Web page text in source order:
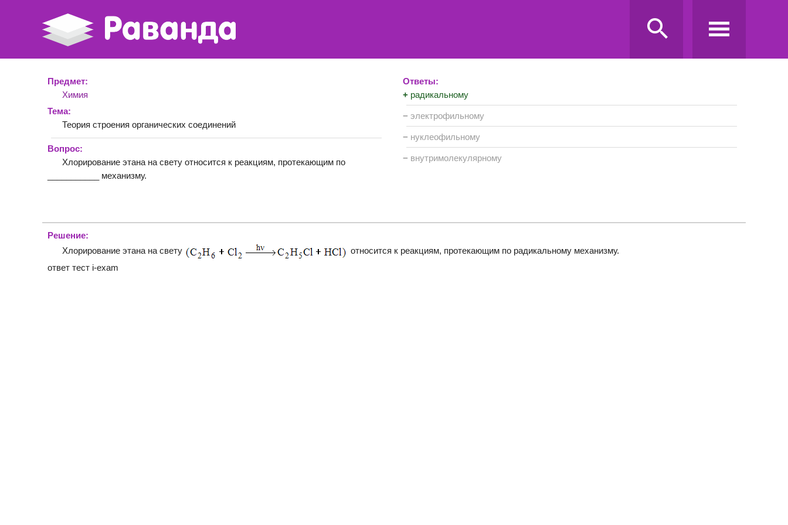
Предмет:
Химия
Тема:
Теория строения органических соединений
Вопрос:
Хлорирование этана на свету относится к реакциям, протекающим по
___________ механизму.
Ответы:
+ радикальному
− электрофильному
− нуклеофильному
− внутримолекулярному
Решение:
Хлорирование этана на свету
относится к реакциям, протекающим по радикальному механизму.
ответ тест i-exam